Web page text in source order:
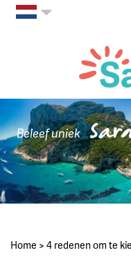
Beleef uniek
Home > 4 redenen om te